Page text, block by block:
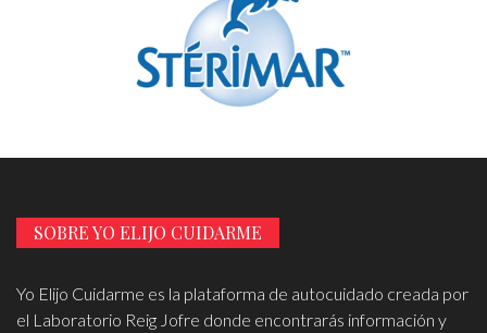
SOBRE YO ELIJO CUIDARME
Yo Elijo Cuidarme es la plataforma de autocuidado creada por
el Laboratorio Reig Jofre donde encontrarás información y